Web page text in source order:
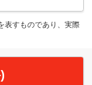
表すものであり、実際